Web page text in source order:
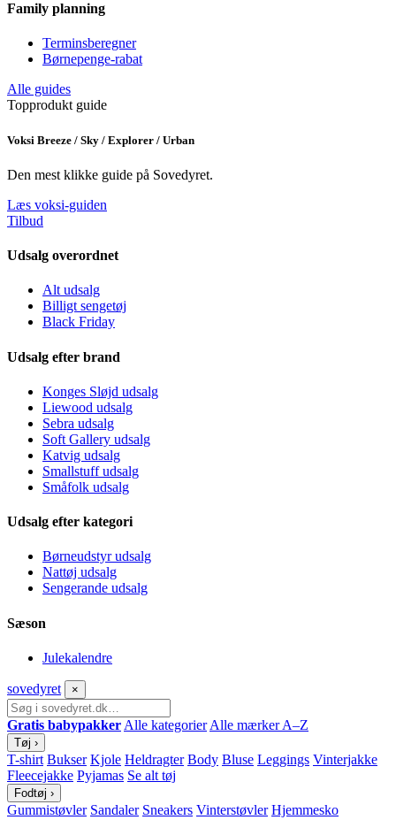
Family planning
Terminsberegner
Børnepenge-rabat
Alle guides
Topprodukt guide
Voksi Breeze / Sky / Explorer / Urban
Den mest klikke guide på Sovedyret.
Læs voksi-guiden
Tilbud
Udsalg overordnet
Alt udsalg
Billigt sengetøj
Black Friday
Udsalg efter brand
Konges Sløjd udsalg
Liewood udsalg
Sebra udsalg
Soft Gallery udsalg
Katvig udsalg
Smallstuff udsalg
Småfolk udsalg
Udsalg efter kategori
Børneudstyr udsalg
Nattøj udsalg
Sengerande udsalg
Sæson
Julekalendre
sovedyret ×
Gratis babypakker Alle kategorier Alle mærker A–Z
Tøj ›
T-shirt Bukser Kjole Heldragter Body Bluse Leggings Vinterjakke
Fleecejakke Pyjamas Se alt tøj
Fodtøj ›
Gummistøvler Sandaler Sneakers Vinterstøvler Hjemmesko